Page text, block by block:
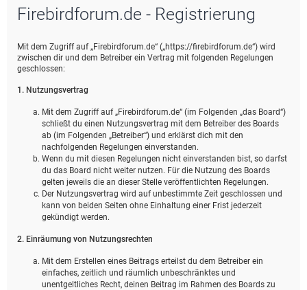
Firebirdforum.de - Registrierung
Mit dem Zugriff auf „Firebirdforum.de“ („https://firebirdforum.de“) wird
zwischen dir und dem Betreiber ein Vertrag mit folgenden Regelungen
geschlossen:
1. Nutzungsvertrag
Mit dem Zugriff auf „Firebirdforum.de“ (im Folgenden „das Board“)
schließt du einen Nutzungsvertrag mit dem Betreiber des Boards
ab (im Folgenden „Betreiber“) und erklärst dich mit den
nachfolgenden Regelungen einverstanden.
Wenn du mit diesen Regelungen nicht einverstanden bist, so darfst
du das Board nicht weiter nutzen. Für die Nutzung des Boards
gelten jeweils die an dieser Stelle veröffentlichten Regelungen.
Der Nutzungsvertrag wird auf unbestimmte Zeit geschlossen und
kann von beiden Seiten ohne Einhaltung einer Frist jederzeit
gekündigt werden.
2. Einräumung von Nutzungsrechten
Mit dem Erstellen eines Beitrags erteilst du dem Betreiber ein
einfaches, zeitlich und räumlich unbeschränktes und
unentgeltliches Recht, deinen Beitrag im Rahmen des Boards zu